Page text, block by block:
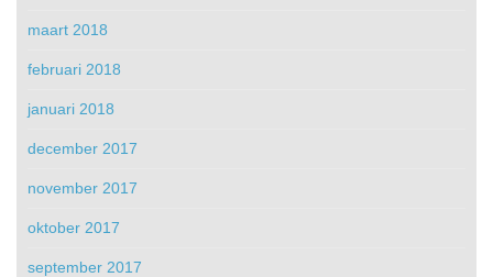
maart 2018
februari 2018
januari 2018
december 2017
november 2017
oktober 2017
september 2017